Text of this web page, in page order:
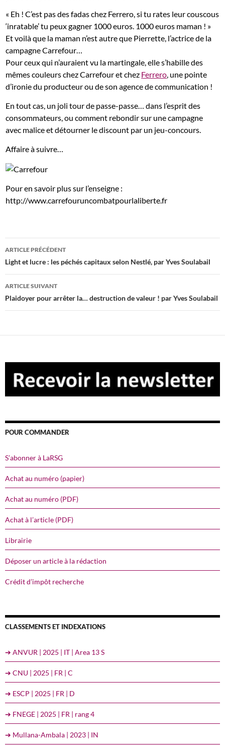
« Eh ! C’est pas des fadas chez Ferrero, si tu rates leur couscous
‘inratable’ tu peux gagner 1000 euros. 1000 euros maman ! »
Et voilà que la maman n’est autre que Pierrette, l’actrice de la
campagne Carrefour…
Pour ceux qui n’auraient vu la martingale, elle s’habille des
mêmes couleurs chez Carrefour et chez Ferrero, une pointe
d’ironie du producteur ou de son agence de communication !
En tout cas, un joli tour de passe-passe… dans l’esprit des
consommateurs, ou comment rebondir sur une campagne
avec malice et détourner le discount par un jeu-concours.
Affaire à suivre…
Pour en savoir plus sur l’enseigne :
http://www.carrefouruncombatpourlaliberte.fr
Navigation
des
articles
ARTICLE PRÉCÉDENT
Light et lucre : les péchés capitaux selon Nestlé, par Yves Soulabail
ARTICLE SUIVANT
Plaidoyer pour arrêter la… destruction de valeur ! par Yves Soulabail
POUR COMMANDER
S’abonner à LaRSG
Achat au numéro (papier)
Achat au numéro (PDF)
Achat à l’article (PDF)
Librairie
Déposer un article à la rédaction
Crédit d’impôt recherche
CLASSEMENTS ET INDEXATIONS
➔ ANVUR | 2025 | IT | Area 13 S
➔ CNU | 2025 | FR | C
➔ ESCP | 2025 | FR | D
➔ FNEGE | 2025 | FR | rang 4
➔ Mullana-Ambala | 2023 | IN